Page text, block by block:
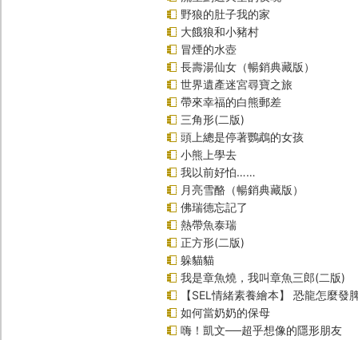
野狼的肚子我的家
大餓狼和小豬村
冒煙的水壺
長壽湯仙女（暢銷典藏版）
世界遺產迷宮尋寶之旅
帶來幸福的白熊郵差
三角形(二版)
頭上總是停著鸚鵡的女孩
小熊上學去
我以前好怕……
月亮雪酪（暢銷典藏版）
佛瑞德忘記了
熱帶魚泰瑞
正方形(二版)
躲貓貓
我是章魚燒，我叫章魚三郎(二版)
【SEL情緒素養繪本】 恐龍怎麼發
如何當奶奶的保母
嗨！凱文──超乎想像的隱形朋友